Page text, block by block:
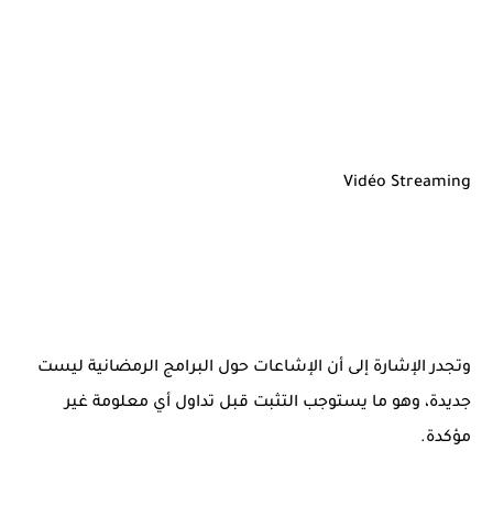
Vidéo Streaming
وتجدر الإشارة إلى أن الإشاعات حول البرامج الرمضانية ليست
جديدة، وهو ما يستوجب التثبت قبل تداول أي معلومة غير
مؤكدة.